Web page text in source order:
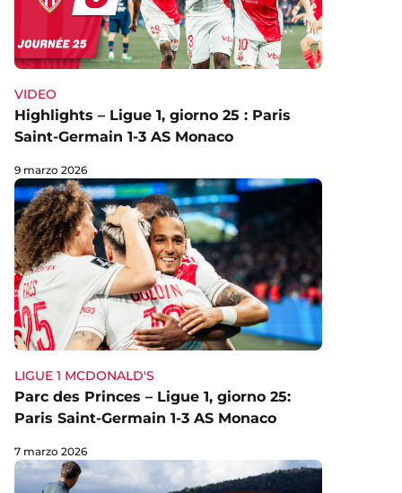
VIDEO
Highlights – Ligue 1, giorno 25 : Paris
Saint-Germain 1-3 AS Monaco
9 marzo 2026
LIGUE 1 MCDONALD'S
Parc des Princes – Ligue 1, giorno 25:
Paris Saint-Germain 1-3 AS Monaco
7 marzo 2026